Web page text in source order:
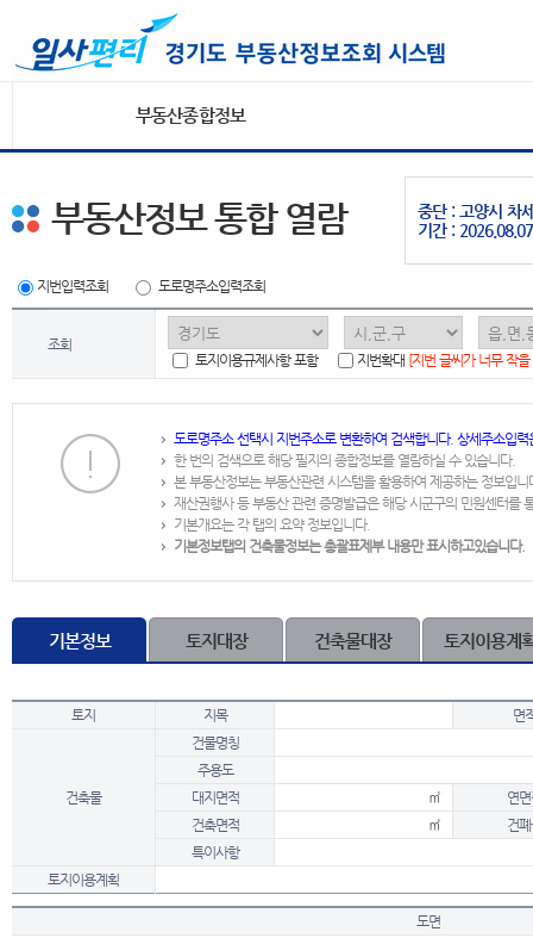
부동산종합정보
중단 : 고양시 차
기간 :
부동산정보 통합 열람
지번입력조회 도로명주소입력조회
조회
토지이용규제사항 포함
지번확대 [지번 글씨가 너무 작
도로명주소 선택시 지번주소로 변환하여 검색합니다. 상세주소입
한 번의 검색으로 해당 필지의 종합정보를 열람하실 수 있습니다.
본 부동산정보는 부동산관련 시스템을 활용하여 제공하는 정보입니
재산권행사 등 부동산 관련 증명발급은 해당 시군구의 민원센터를
기본개요는 각 탭의 요약 정보입니다.
기본정보탭의 건축물정보는 총괄표제부 내용만 표시하고있습니다.
기본정보 토지대장 건축물대장 토지이용계
토지 지목 면
건축물
건물명칭
주용도
대지면적
㎡
연
건축면적
㎡
건
특이사항
토지이용계획
도면